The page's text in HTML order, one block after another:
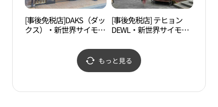
[事後免税店]DAKS（ダッ
クス）・新世界サイモン
プサン（釜山）店(닥스
신세계사이먼프리미엄아
[事後免税店] テヒョン
DEWL・新世界サイモン
プサン（釜山）店(듀엘
신세계사이먼프리미엄아
울렛 부산점)
もっと見る